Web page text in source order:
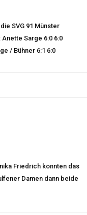
SVG 91 Münster
Sarge 6:0 6:0
/ Bühner 6:1 6:0
Friedrich konnten das
Damen dann beide